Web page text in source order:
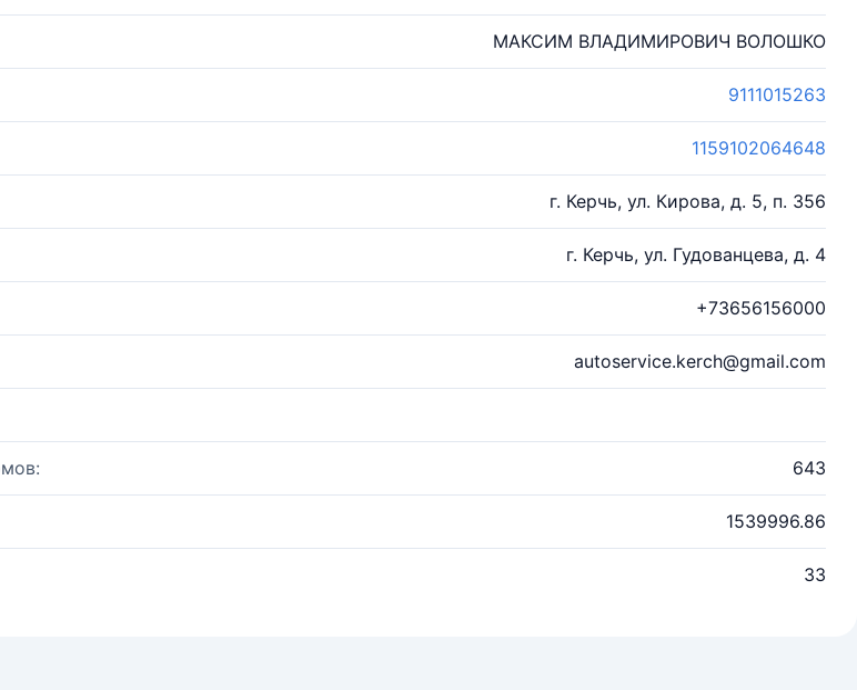
МАКСИМ ВЛАДИМИРОВИЧ ВОЛОШКО
9111015263
1159102064648
г. Керчь, ул. Кирова, д. 5, п. 356
г. Керчь, ул. Гудованцева, д. 4
+73656156000
autoservice.kerch@gmail.com
643
1539996.86
33